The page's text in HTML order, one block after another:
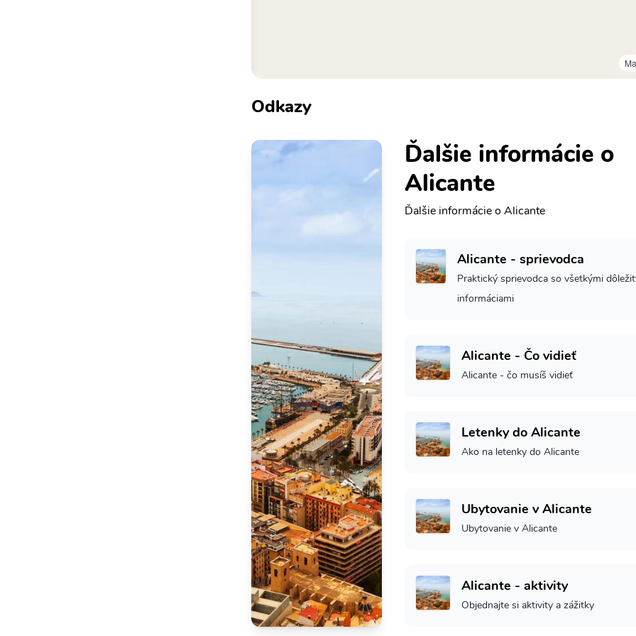
Odkazy
Ďalšie informácie o
Alicante
Ďalšie informácie o Alicante
Alicante - sprievodca
Praktický sprievodca so všetkými
informáciami
Alicante - Čo vidieť
Alicante - čo musíš vidieť
Letenky do Alicante
Ako na letenky do Alicante
Ubytovanie v Alicante
Ubytovanie v Alicante
Alicante - aktivity
Objednajte si aktivity a zážitky